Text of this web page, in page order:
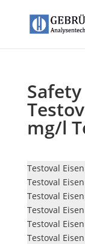
mg/l
Testoval
Testoval
Testoval
Testoval
Testoval
Testoval